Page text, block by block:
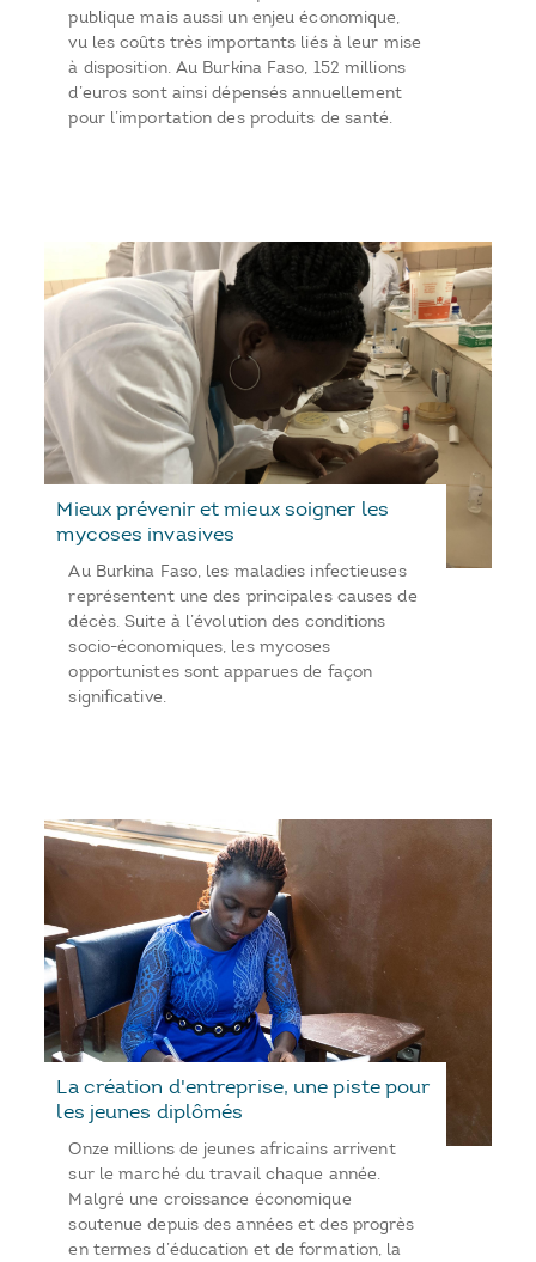
publique mais aussi un enjeu économique,
vu les coûts très importants liés à leur mise
à disposition. Au Burkina Faso, 152 millions
d’euros sont ainsi dépensés annuellement
pour l’importation des produits de santé.
Mieux prévenir et mieux soigner les
mycoses invasives
Au Burkina Faso, les maladies infectieuses
représentent une des principales causes de
décès. Suite à l’évolution des conditions
socio-économiques, les mycoses
opportunistes sont apparues de façon
significative.
La création d'entreprise, une piste pour
les jeunes diplômés
Onze millions de jeunes africains arrivent
sur le marché du travail chaque année.
Malgré une croissance économique
soutenue depuis des années et des progrès
en termes d’éducation et de formation, la